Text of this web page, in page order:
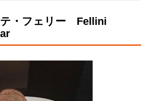
・フェリー Fellini